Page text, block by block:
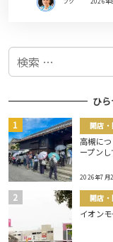
検
ひ
開店・
高槻に
ープン
2026年7月
開店・
イオン